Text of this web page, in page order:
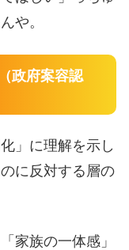
や。
政府案容認
」に理解を示し
に反対する層の
家族の一体感」